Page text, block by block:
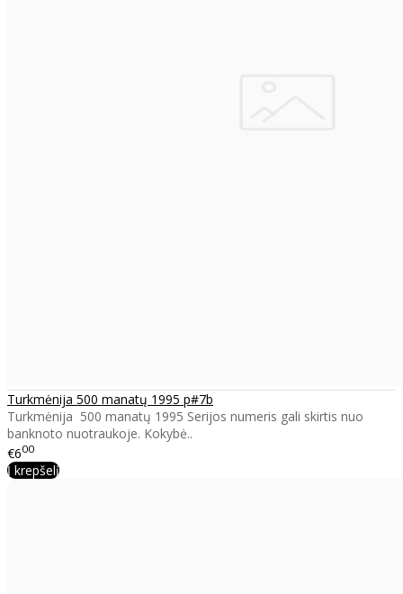
Turkmėnija 500 manatų 1995 p#7b
Turkmėnija 500 manatų 1995 Serijos numeris gali skirtis nuo
banknoto nuotraukoje. Kokybė..
€600
Į krepšelį